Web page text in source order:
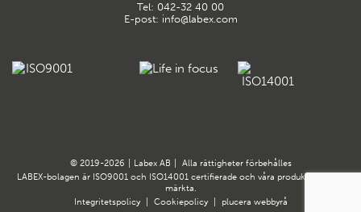
Tel: 042-32 40 00
E-post: info@labex.com
© 2019-2026 Labex AB
Alla rättigheter förbehålles
LABEX-bolagen är ISO9001 och ISO14001 certifierade och våra produkter är CE-
märkta.
Integritetspolicy
Cookiepolicy plucera webbyrå